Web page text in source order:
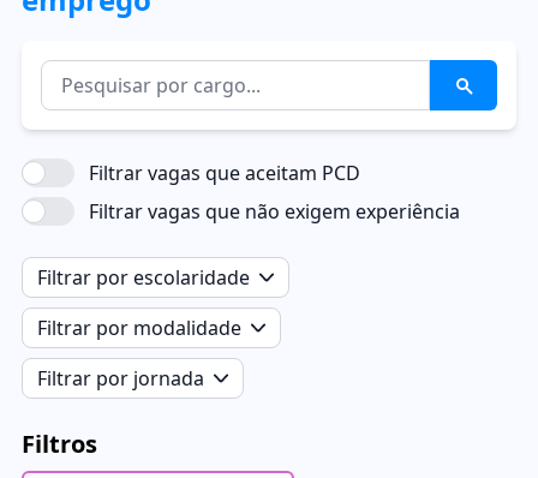
Filtrar vagas que aceitam PCD
Filtrar vagas que não exigem experiência
Filtrar por escolaridade
Filtrar por modalidade
Filtrar por jornada
Filtros